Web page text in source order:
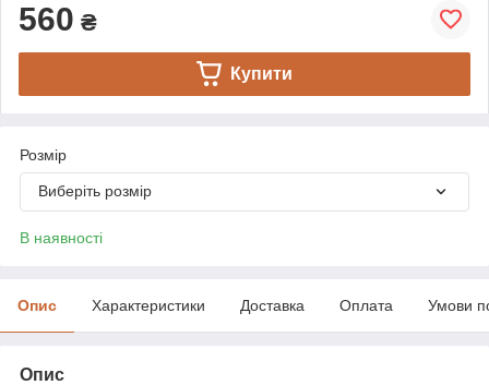
560 ₴
Купити
Розмір
Виберіть розмір
В наявності
Опис Характеристики Доставка Оплата Умови
Опис